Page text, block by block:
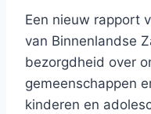
Een nieuw rapport
van Binnenlandse
bezorgdheid over
gemeenschappen
kinderen en